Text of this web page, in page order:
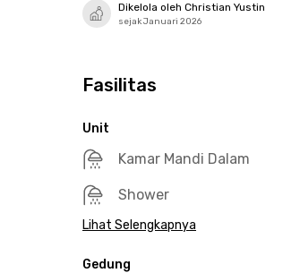
Dikelola oleh Christian Yustin
sejak Januari 2026
Fasilitas
Unit
Kamar Mandi Dalam
Shower
Lihat Selengkapnya
Gedung